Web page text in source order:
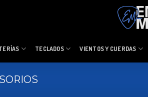
TECLADOS VIENTOS Y CUERDAS